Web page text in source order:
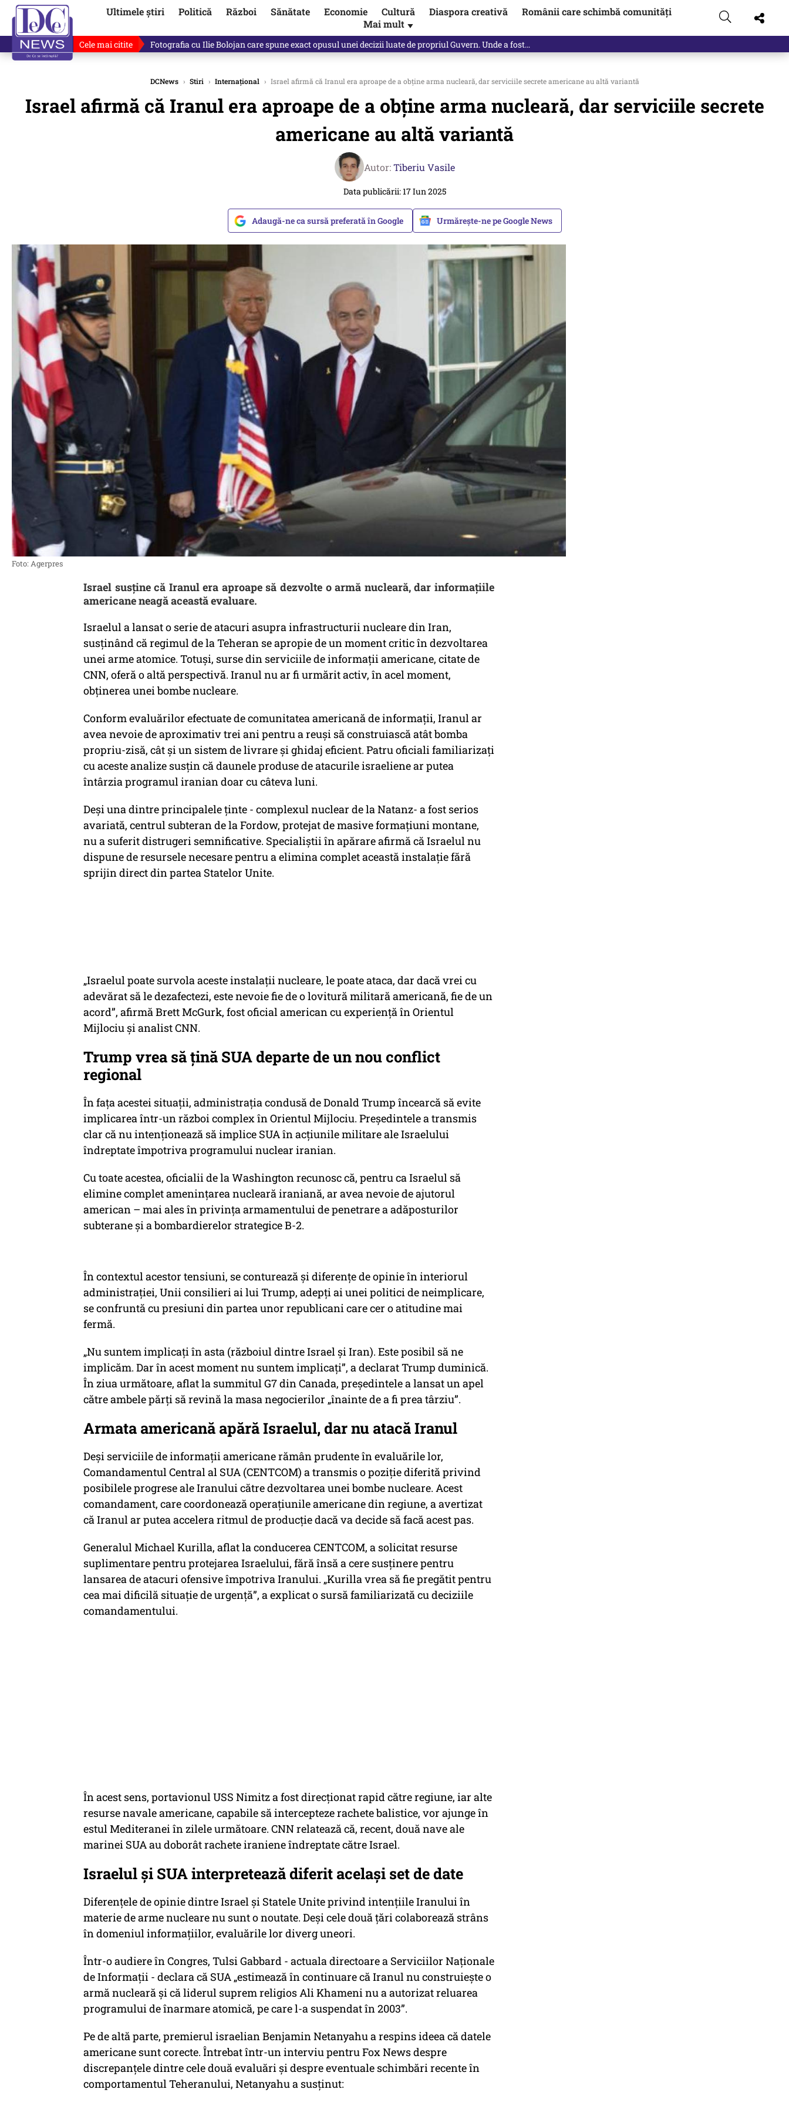
Ultimele știri Politică Război Sănătate Economie Cultură Diaspora creativă
Românii care schimbă comunități
Mai mult ▼
Cele mai citite Ilie Bolojan, gafă în direct despre „omul harnic“ / video
DCNews › Stiri › Internațional › Israel afirmă că Iranul era aproape de a obține arma nucleară, dar serviciile secrete americane au altă variantă
Israel afirmă că Iranul era aproape de a obține arma nucleară, dar serviciile secrete
americane au altă variantă
Autor:Tiberiu Vasile
Data publicării: 17 Iun 2025
Adaugă-ne ca sursă preferată în Google Urmărește-ne pe Google News
Foto: Agerpres
Israel susține că Iranul era aproape să dezvolte o armă nucleară, dar informațiile
americane neagă această evaluare.
Israelul a lansat o serie de atacuri asupra infrastructurii nucleare din Iran,
susținând că regimul de la Teheran se apropie de un moment critic în dezvoltarea
unei arme atomice. Totuși, surse din serviciile de informații americane, citate de
CNN, oferă o altă perspectivă. Iranul nu ar fi urmărit activ, în acel moment,
obținerea unei bombe nucleare.
Conform evaluărilor efectuate de comunitatea americană de informații, Iranul ar
avea nevoie de aproximativ trei ani pentru a reuși să construiască atât bomba
propriu-zisă, cât și un sistem de livrare și ghidaj eficient. Patru oficiali familiarizați
cu aceste analize susțin că daunele produse de atacurile israeliene ar putea
întârzia programul iranian doar cu câteva luni.
Deși una dintre principalele ținte - complexul nuclear de la Natanz- a fost serios
avariată, centrul subteran de la Fordow, protejat de masive formațiuni montane,
nu a suferit distrugeri semnificative. Specialiștii în apărare afirmă că Israelul nu
dispune de resursele necesare pentru a elimina complet această instalație fără
sprijin direct din partea Statelor Unite.
„Israelul poate survola aceste instalații nucleare, le poate ataca, dar dacă vrei cu
adevărat să le dezafectezi, este nevoie fie de o lovitură militară americană, fie de un
acord”, afirmă Brett McGurk, fost oficial american cu experiență în Orientul
Mijlociu și analist CNN.
Trump vrea să țină SUA departe de un nou conflict
regional
În fața acestei situații, administrația condusă de Donald Trump încearcă să evite
implicarea într-un război complex în Orientul Mijlociu. Președintele a transmis
clar că nu intenționează să implice SUA în acțiunile militare ale Israelului
îndreptate împotriva programului nuclear iranian.
Cu toate acestea, oficialii de la Washington recunosc că, pentru ca Israelul să
elimine complet amenințarea nucleară iraniană, ar avea nevoie de ajutorul
american – mai ales în privința armamentului de penetrare a adăposturilor
subterane și a bombardierelor strategice B-2.
În contextul acestor tensiuni, se conturează și diferențe de opinie în interiorul
administrației, Unii consilieri ai lui Trump, adepți ai unei politici de neimplicare,
se confruntă cu presiuni din partea unor republicani care cer o atitudine mai
fermă.
„Nu suntem implicați în asta (războiul dintre Israel și Iran). Este posibil să ne
implicăm. Dar în acest moment nu suntem implicați”, a declarat Trump duminică.
În ziua următoare, aflat la summitul G7 din Canada, președintele a lansat un apel
către ambele părți să revină la masa negocierilor „înainte de a fi prea târziu”.
Armata americană apără Israelul, dar nu atacă Iranul
Deși serviciile de informații americane rămân prudente în evaluările lor,
Comandamentul Central al SUA (CENTCOM) a transmis o poziție diferită privind
posibilele progrese ale Iranului către dezvoltarea unei bombe nucleare. Acest
comandament, care coordonează operațiunile americane din regiune, a avertizat
că Iranul ar putea accelera ritmul de producție dacă va decide să facă acest pas.
Generalul Michael Kurilla, aflat la conducerea CENTCOM, a solicitat resurse
suplimentare pentru protejarea Israelului, fără însă a cere susținere pentru
lansarea de atacuri ofensive împotriva Iranului. „Kurilla vrea să fie pregătit pentru
cea mai dificilă situație de urgență”, a explicat o sursă familiarizată cu deciziile
comandamentului.
În acest sens, portavionul USS Nimitz a fost direcționat rapid către regiune, iar alte
resurse navale americane, capabile să intercepteze rachete balistice, vor ajunge în
estul Mediteranei în zilele următoare. CNN relatează că, recent, două nave ale
marinei SUA au doborât rachete iraniene îndreptate către Israel.
Israelul și SUA interpretează diferit același set de date
Diferențele de opinie dintre Israel și Statele Unite privind intențiile Iranului în
materie de arme nucleare nu sunt o noutate. Deși cele două țări colaborează strâns
în domeniul informațiilor, evaluările lor diverg uneori.
Într-o audiere în Congres, Tulsi Gabbard - actuala directoare a Serviciilor Naționale
de Informații - declara că SUA „estimează în continuare că Iranul nu construiește o
armă nucleară și că liderul suprem religios Ali Khameni nu a autorizat reluarea
programului de înarmare atomică, pe care l-a suspendat în 2003”.
Pe de altă parte, premierul israelian Benjamin Netanyahu a respins ideea că datele
americane sunt corecte. Întrebat într-un interviu pentru Fox News despre
discrepanțele dintre cele două evaluări și despre eventuale schimbări recente în
comportamentul Teheranului, Netanyahu a susținut: